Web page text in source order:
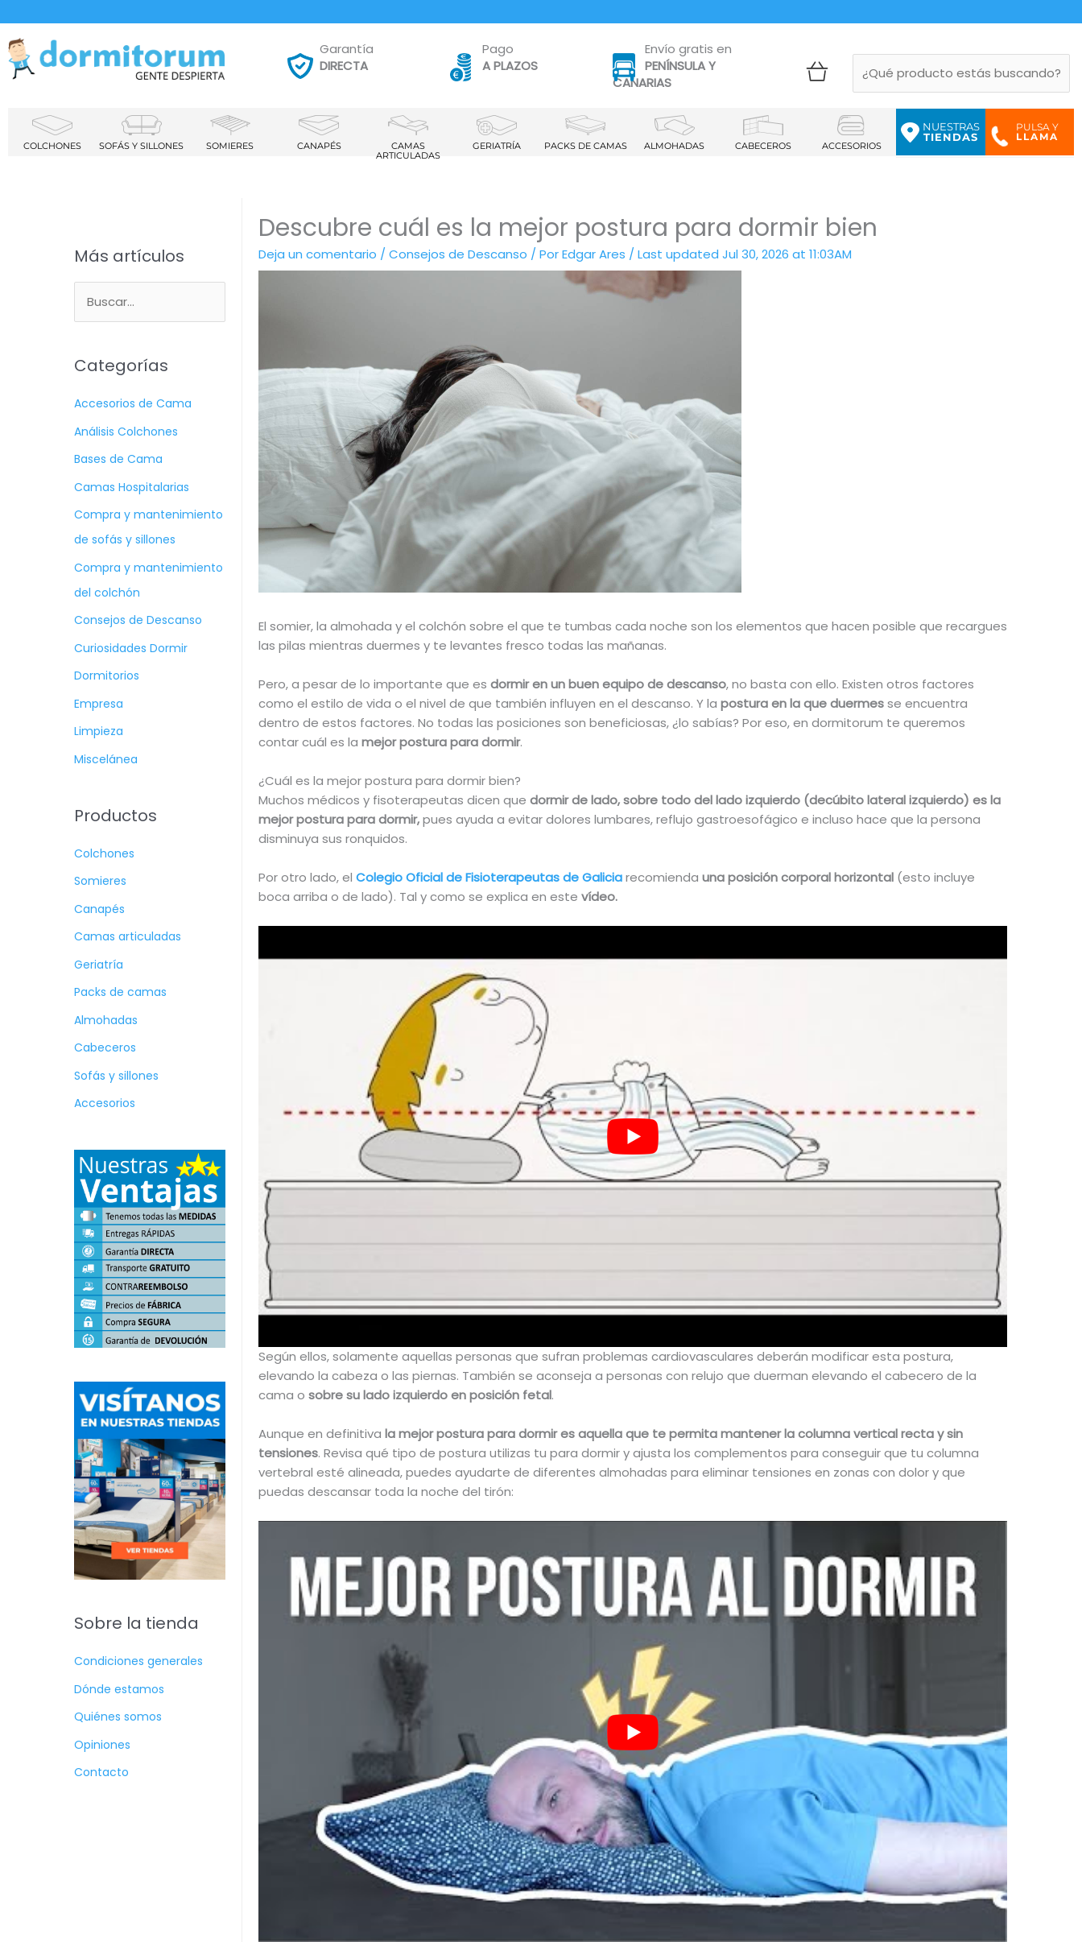
Garantía
DIRECTA
Pago
A PLAZOS
Envío gratis en
PENÍNSULA Y
CANARIAS
COLCHONES SOFÁS Y SILLONES SOMIERES CANAPÉS
CAMAS
ARTICULADAS
GERIATRÍA PACKS DE CAMAS ALMOHADAS CABECEROS ACCESORIOS
NUESTRAS
TIENDAS
PULSA Y
LLAMA
Más artículos
a
r
p
o
Categorías
Accesorios de Cama
Análisis Colchones
Bases de Cama
Camas Hospitalarias
Compra y mantenimiento
de sofás y sillones
Compra y mantenimiento
del colchón
Consejos de Descanso
Curiosidades Dormir
Dormitorios
Empresa
Limpieza
Miscelánea
Productos
Colchones
Somieres
Canapés
Camas articuladas
Geriatría
Packs de camas
Almohadas
Cabeceros
Sofás y sillones
Accesorios
Sobre la tienda
Condiciones generales
Dónde estamos
Quiénes somos
Opiniones
Contacto
Descubre cuál es la mejor postura para dormir bien
Deja un comentario / Consejos de Descanso / PorEdgar Ares / Last updated Jul 30, 2026 at 11:03AM
El somier, la almohada y el colchón sobre el que te tumbas cada noche son los elementos que hacen posible que recargues
las pilas mientras duermes y te levantes fresco todas las mañanas.
Pero, a pesar de lo importante que es dormir en un buen equipo de descanso, no basta con ello. Existen otros factores
como el estilo de vida o el nivel de que también influyen en el descanso. Y la postura en la que duermesse encuentra
dentro de estos factores. No todas las posiciones son beneficiosas, ¿lo sabías? Por eso, en dormitorum te queremos
contar cuál es la mejor postura para dormir.
¿Cuál es la mejor postura para dormir bien?
Muchos médicos y fisoterapeutas dicen que dormir de lado, sobre todo del lado izquierdo (decúbito lateral izquierdo) es la
mejor postura para dormir,pues ayuda a evitar dolores lumbares, reflujo gastroesofágico e incluso hace que la persona
disminuya sus ronquidos.
Por otro lado, el Colegio Oficial de Fisioterapeutas de Galiciarecomienda una posición corporal horizontal(esto incluye
boca arriba o de lado). Tal y como se explica en este vídeo.
Según ellos, solamente aquellas personas que sufran problemas cardiovasculares deberán modificar esta postura,
elevando la cabeza o las piernas. También se aconseja a personas con relujo que duerman elevando el cabecero de la
cama o sobre su lado izquierdo en posición fetal.
Aunque en definitiva la mejor postura para dormir es aquella que te permita mantener la columna vertical recta y sin
tensiones. Revisa qué tipo de postura utilizas tu para dormir y ajusta los complementos para conseguir que tu columna
vertebral esté alineada, puedes ayudarte de diferentes almohadas para eliminar tensiones en zonas con dolor y que
puedas descansar toda la noche del tirón: